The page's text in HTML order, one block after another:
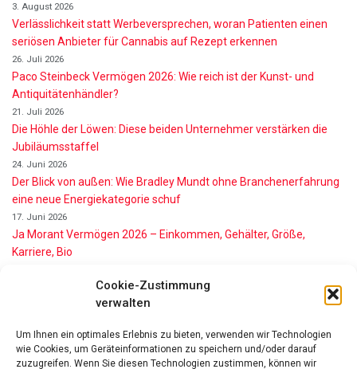
Cookie-Zustimmung
verwalten
Um Ihnen ein optimales Erlebnis zu bieten, verwenden wir Technologien
wie Cookies, um Geräteinformationen zu speichern und/oder darauf
zuzugreifen. Wenn Sie diesen Technologien zustimmen, können wir
3. August 2026
Verlässlichkeit statt Werbeversprechen, woran Patienten einen
seriösen Anbieter für Cannabis auf Rezept erkennen
26. Juli 2026
Paco Steinbeck Vermögen 2026: Wie reich ist der Kunst- und
Antiquitätenhändler?
21. Juli 2026
Die Höhle der Löwen: Diese beiden Unternehmer verstärken die
Jubiläumsstaffel
24. Juni 2026
Der Blick von außen: Wie Bradley Mundt ohne Branchenerfahrung
eine neue Energiekategorie schuf
17. Juni 2026
Ja Morant Vermögen 2026 – Einkommen, Gehälter, Größe,
Karriere, Bio
Alice Walton Vermögen 2026: So reich ist die Walmart-Erbin
wirklich
11. Juni 2026